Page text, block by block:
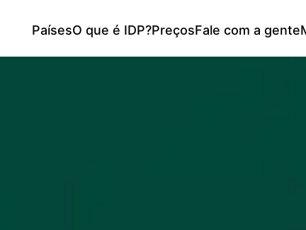
PaísesO que é IDP?PreçosFale com a gente